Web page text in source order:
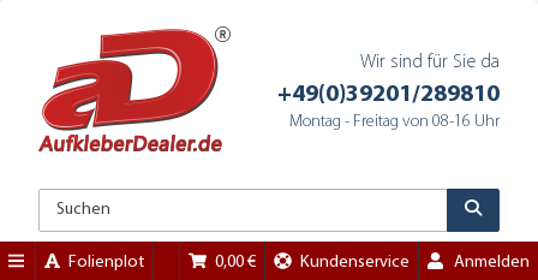
Wir sind für Sie da
+49(0)39201/289810
Montag - Freitag von 08-16 Uhr
Folienplot 0,00 € Kundenservice Anmelden